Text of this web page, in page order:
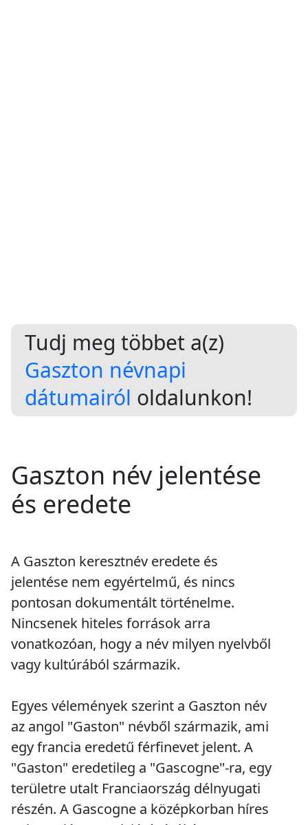
Tudj meg többet a(z)
Gaszton névnapi
dátumairól oldalunkon!
Gaszton név jelentése
és eredete
A Gaszton keresztnév eredete és
jelentése nem egyértelmű, és nincs
pontosan dokumentált történelme.
Nincsenek hiteles források arra
vonatkozóan, hogy a név milyen nyelvből
vagy kultúrából származik.
Egyes vélemények szerint a Gaszton név
az angol "Gaston" névből származik, ami
egy francia eredetű férfinevet jelent. A
"Gaston" eredetileg a "Gascogne"-ra, egy
területre utalt Franciaország délnyugati
részén. A Gascogne a középkorban híres